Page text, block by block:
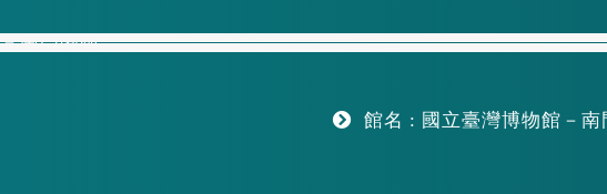
館名 : 國立臺灣博物館－南